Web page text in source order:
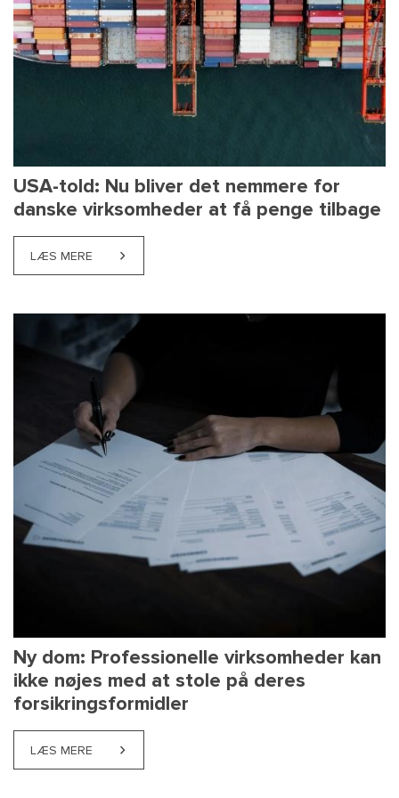
USA-told: Nu bliver det nemmere for
danske virksomheder at få penge tilbage
LÆS MERE ABOUT USA-TOLD: NU BLIVER DET NEMMERE FOR
Ny dom: Professionelle virksomheder kan
ikke nøjes med at stole på deres
forsikringsformidler
LÆS MERE ABOUT NY DOM: PROFESSIONELLE